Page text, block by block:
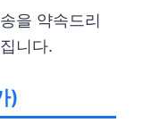
을 약속드리
니다.
)